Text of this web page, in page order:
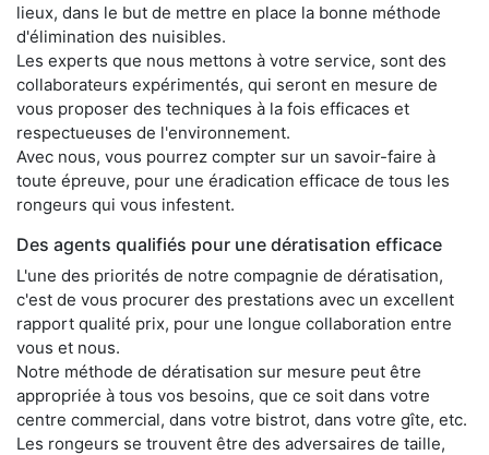
lieux, dans le but de mettre en place la bonne méthode
d'élimination des nuisibles.
Les experts que nous mettons à votre service, sont des
collaborateurs expérimentés, qui seront en mesure de
vous proposer des techniques à la fois efficaces et
respectueuses de l'environnement.
Avec nous, vous pourrez compter sur un savoir-faire à
toute épreuve, pour une éradication efficace de tous les
rongeurs qui vous infestent.
Des agents qualifiés pour une dératisation efficace
L'une des priorités de notre compagnie de dératisation,
c'est de vous procurer des prestations avec un excellent
rapport qualité prix, pour une longue collaboration entre
vous et nous.
Notre méthode de dératisation sur mesure peut être
appropriée à tous vos besoins, que ce soit dans votre
centre commercial, dans votre bistrot, dans votre gîte, etc.
Les rongeurs se trouvent être des adversaires de taille,